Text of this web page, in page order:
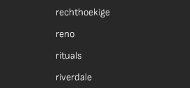
rechthoekige
reno
rituals
riverdale